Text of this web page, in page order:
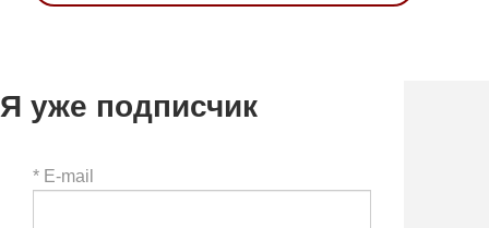
Я уже подписчик
* E-mail